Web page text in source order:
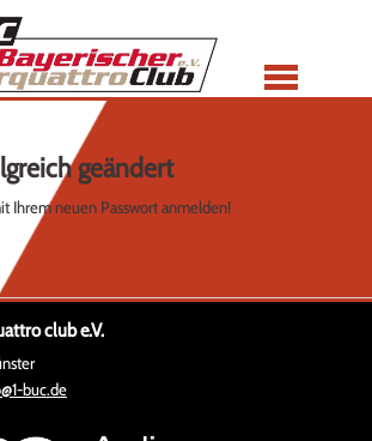
Menü
geändert
Ihrem neuen Passwort anmelden!
club e.V.
buc.de